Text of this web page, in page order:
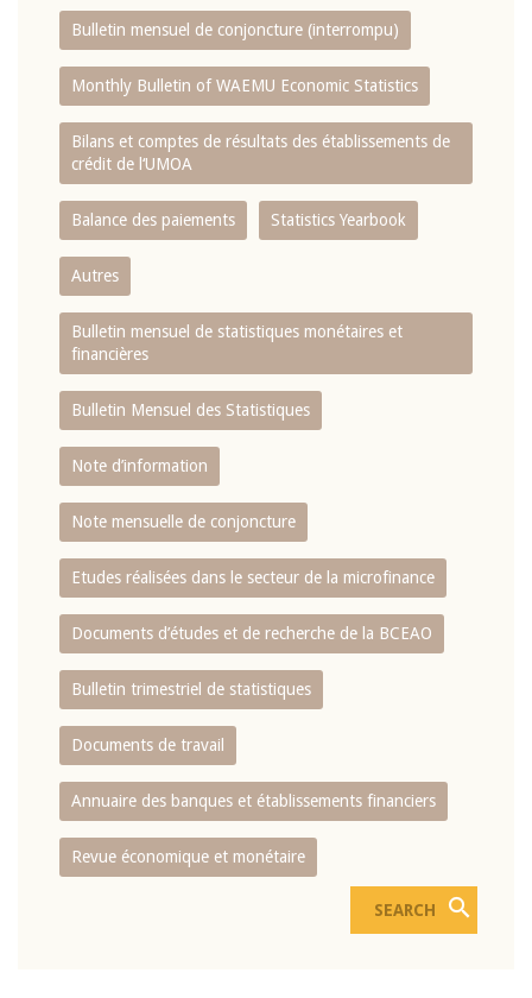
Bulletin mensuel de conjoncture (interrompu)
Monthly Bulletin of WAEMU Economic Statistics
Bilans et comptes de résultats des établissements de
crédit de l‘UMOA
Balance des paiements Statistics Yearbook
Autres
Bulletin mensuel de statistiques monétaires et
financières
Bulletin Mensuel des Statistiques
Note d’information
Note mensuelle de conjoncture
Etudes réalisées dans le secteur de la microfinance
Documents d’études et de recherche de la BCEAO
Bulletin trimestriel de statistiques
Documents de travail
Annuaire des banques et établissements financiers
Revue économique et monétaire